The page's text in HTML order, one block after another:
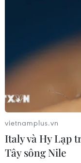
#Durban
#giao
#tiêu dùng
#thị
Theo dõi VietnamPlus
vietnamplus.vn
Italy và Hy Lạp
Tây sông Nile